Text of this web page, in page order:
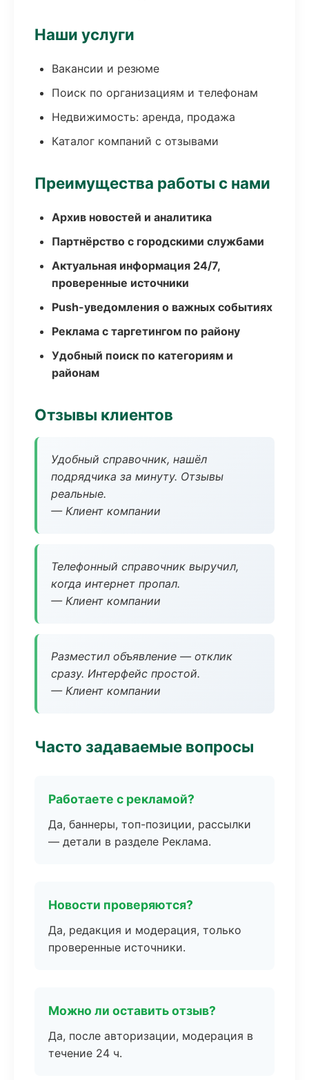
Наши услуги
Вакансии и резюме
Поиск по организациям и телефонам
Недвижимость: аренда, продажа
Каталог компаний с отзывами
Преимущества работы с нами
Архив новостей и аналитика
Партнёрство с городскими службами
Актуальная информация 24/7,
проверенные источники
Push-уведомления о важных событиях
Реклама с таргетингом по району
Удобный поиск по категориям и
районам
Отзывы клиентов
Удобный справочник, нашёл
подрядчика за минуту. Отзывы
реальные.
— Клиент компании
Телефонный справочник выручил,
когда интернет пропал.
— Клиент компании
Разместил объявление — отклик
сразу. Интерфейс простой.
— Клиент компании
Часто задаваемые вопросы
Работаете с рекламой?
Да, баннеры, топ-позиции, рассылки
— детали в разделе Реклама.
Новости проверяются?
Да, редакция и модерация, только
проверенные источники.
Можно ли оставить отзыв?
Да, после авторизации, модерация в
течение 24 ч.